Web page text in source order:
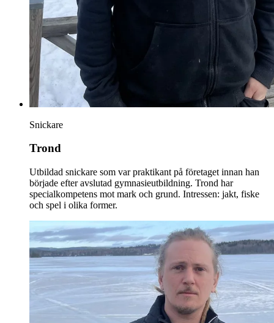
Snickare
Trond
Utbildad snickare som var praktikant på företaget innan han
började efter avslutad gymnasieutbildning. Trond har
specialkompetens mot mark och grund. Intressen: jakt, fiske
och spel i olika former.